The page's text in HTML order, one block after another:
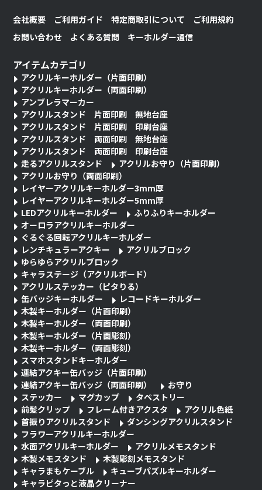
会社概要 ご利用ガイド 特定商取引について
ご利用規約
お問い合わせ
よくある質問 キーホルダー通信
アイテムカテゴリ
アクリルキーホルダー（片面印刷）
アクリルキーホルダー（両面印刷）
アンブレラマーカー
アクリルスタンド 片面印刷 無地台座
アクリルスタンド 片面印刷 印刷台座
アクリルスタンド 両面印刷 無地台座
アクリルスタンド 両面印刷 印刷台座
走るアクリルスタンド
アクリルお守り（片面印刷）
アクリルお守り（両面印刷）
レイヤーアクリルキーホルダー3mm厚
レイヤーアクリルキーホルダー5mm厚
LEDアクリルキーホルダー
ふりふりキーホルダー
オーロラアクリルキーホルダー
ぐるぐる回転アクリルキーホルダー
レンチキュラーアクキー
アクリルブロック
ゆらゆらアクリルブロック
キャラステージ（アクリルボード）
アクリルステッカー（ピタりる）
缶バッジキーホルダー
レコードキーホルダー
木製キーホルダー（片面印刷）
木製キーホルダー（両面印刷）
木製キーホルダー（片面彫刻）
木製キーホルダー（両面彫刻）
スマホスタンドキーホルダー
連結アクキー缶バッジ（片面印刷）
連結アクキー缶バッジ（両面印刷）
お守り
ステッカー
マグカップ
タペストリー
前髪クリップ
フレーム付きアクスタ
アクリル色紙
首振りアクリルスタンド
ダンシングアクリルスタンド
フラワーアクリルキーホルダー
水面アクリルキーホルダー
アクリルメモスタンド
木製メモスタンド
木製彫刻メモスタンド
キャラまもケーブル
キューブパズルキーホルダー
キャラピタっと液晶クリーナー